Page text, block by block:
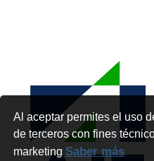
Al aceptar permites el uso
de terceros con fines
marketingSaber más